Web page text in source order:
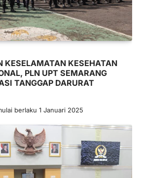
KESELAMATAN KESEHATAN
PLN UPT SEMARANG
TANGGAP DARURAT
berlaku 1 Januari 2025